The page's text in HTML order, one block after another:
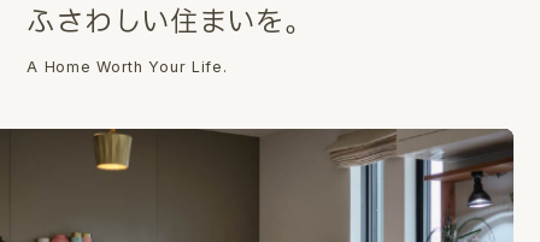
ふさわ しい住まいを。
A Home Worth Your Life.